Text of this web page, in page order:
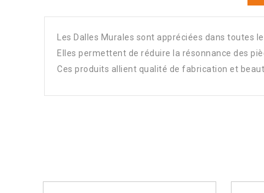
Les Dalles Murales sont appréciées dans toutes
Elles permettent de réduire la résonnance des
Ces produits allient qualité de fabrication et